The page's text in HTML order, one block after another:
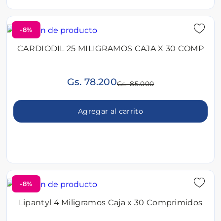
-8%
CARDIODIL 25 MILIGRAMOS CAJA X 30 COMP
Gs. 78.200Gs. 85.000
Agregar al carrito
-8%
Lipantyl 4 Miligramos Caja x 30 Comprimidos